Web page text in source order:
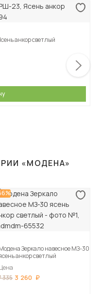
анкор светлый
«МОДЕНА»
Зеркало навесное МЗ-30
анкор светлый
335 3 260